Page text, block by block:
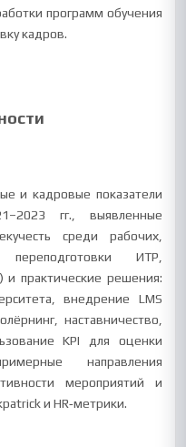
программ обучения
кадров.
и кадровые показатели
гг., выявленные
среди рабочих,
переподготовки ИТР,
и практические решения:
внедрение LMS
наставничество,
KPI для оценки
направления
мероприятий и
и HR‑метрики.